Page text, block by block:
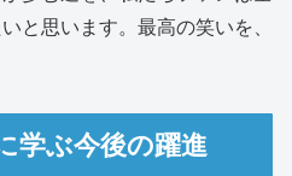
と思います。最高の笑いを、
学ぶ今後の躍進